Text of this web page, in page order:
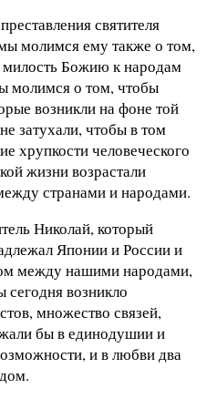
святителя
молимся ему также о том,
Божию к народам
молимся о том, чтобы
возникли на фоне той
затухали, чтобы в том
хрупкости человеческого
жизни возрастали
странами и народами.
Николай, который
Японии и России и
между нашими народами,
сегодня возникло
множество связей,
бы в единодушии и
и в любви два